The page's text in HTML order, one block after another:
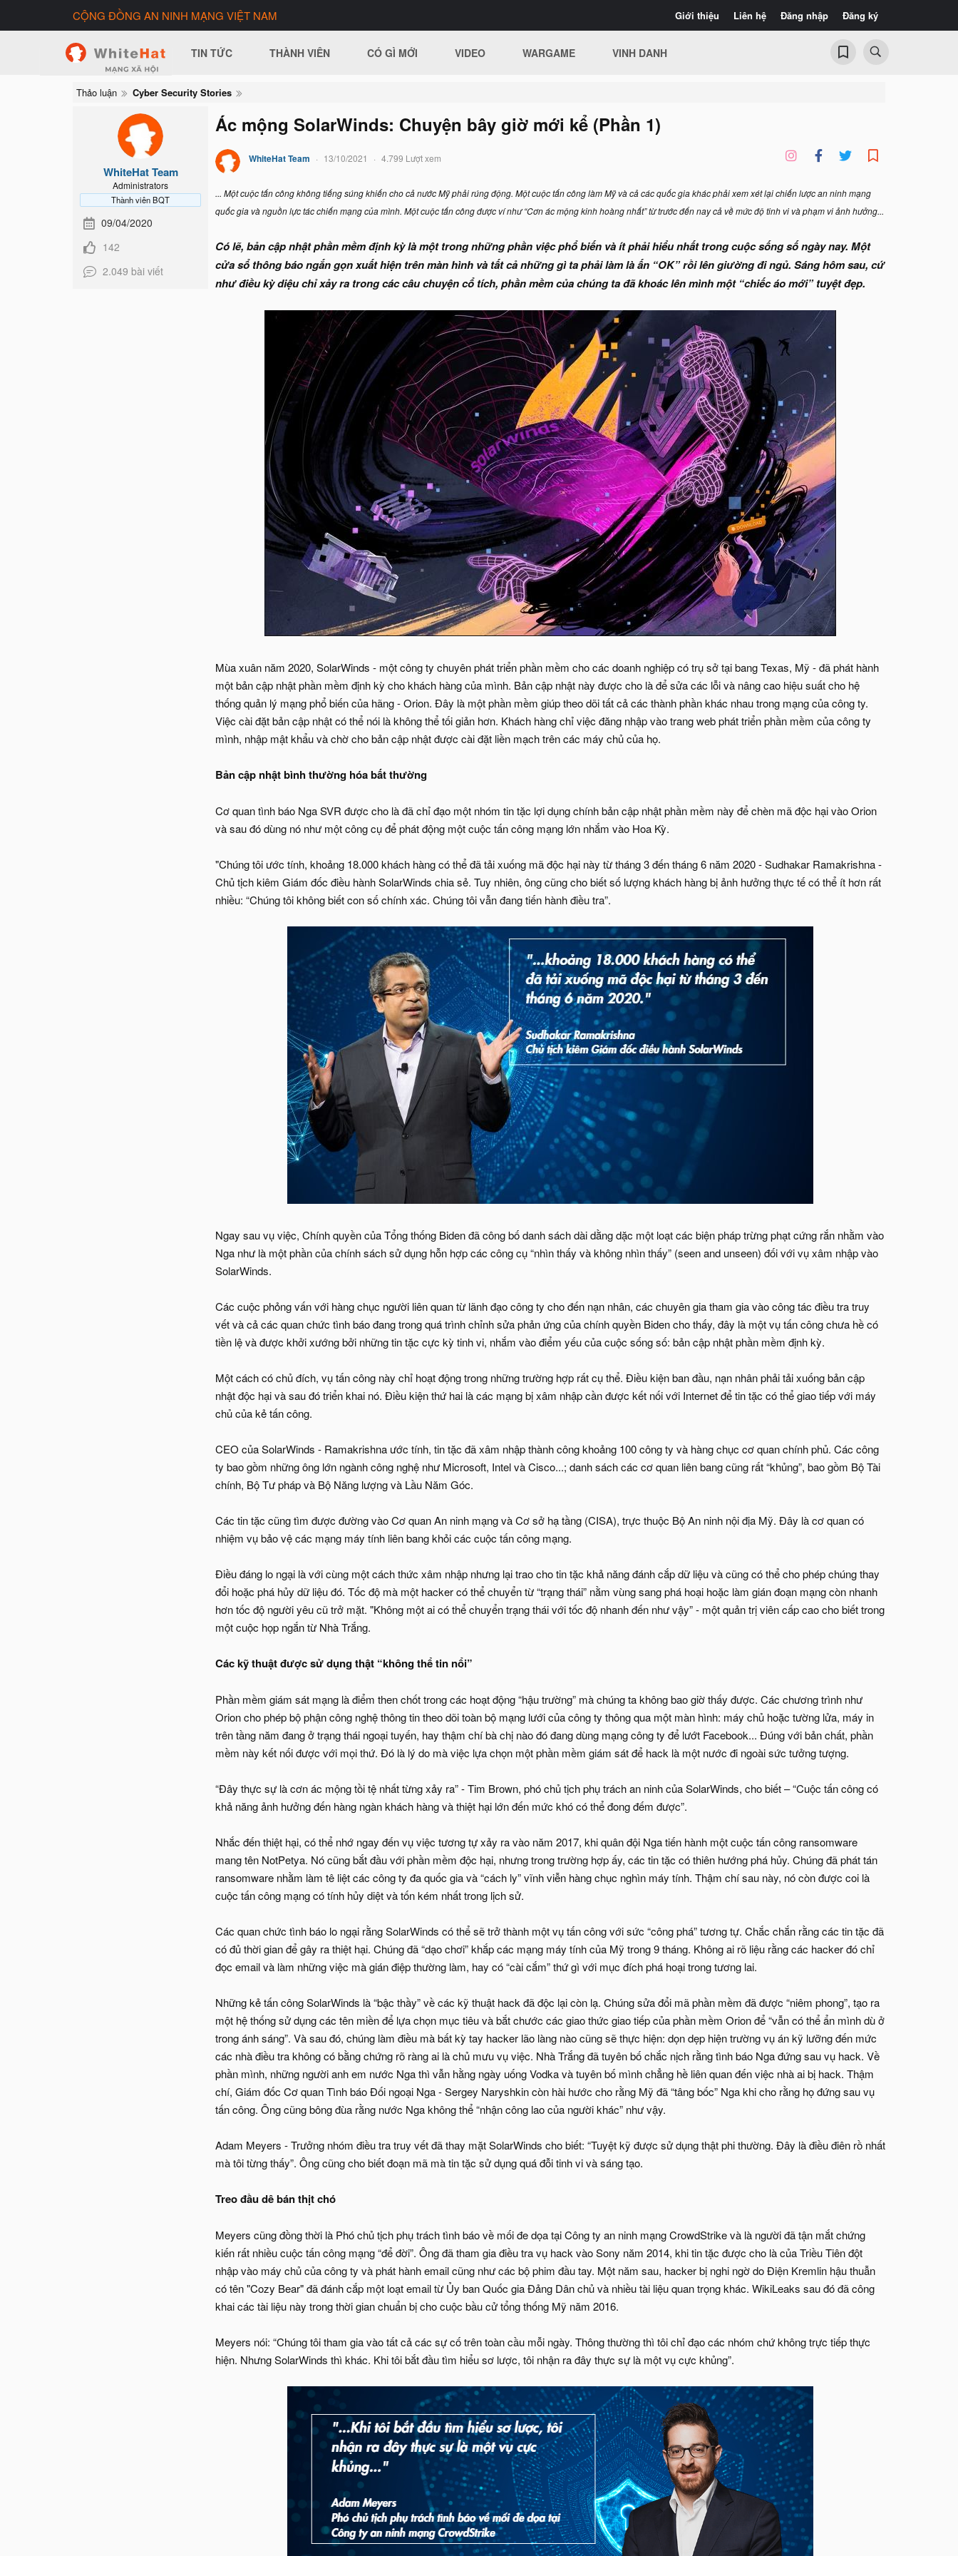
Giới thiệu Liên hệ Đăng nhập Đăng ký
CỘNG ĐỒNG AN NINH MẠNG VIỆT NAM
TIN TỨC THÀNH VIÊN CÓ GÌ MỚI VIDEO WARGAME VINH DANH
Thảo luận Cyber Security Stories
WhiteHat Team
Administrators
Thành viên BQT
09/04/2020
142
2.049 bài viết
Ác mộng SolarWinds: Chuyện bây giờ mới kể (Phần 1)
WhiteHat Team 13/10/2021 4.799 Lượt xem
... Một cuộc tấn công không tiếng súng khiến cho cả nước Mỹ phải rúng động. Một cuộc tấn công làm Mỹ và cả các quốc gia khác phải xem xét lại chiến lược an ninh mạng
quốc gia và nguồn lực tác chiến mạng của mình. Một cuộc tấn công được ví như “Cơn ác mộng kinh hoàng nhất” từ trước đến nay cả về mức độ tinh vi và phạm vi ảnh hưởng...
Có lẽ, bản cập nhật phần mềm định kỳ là một trong những phần việc phổ biến và ít phải hiểu nhất trong cuộc sống số ngày nay. Một
cửa sổ thông báo ngắn gọn xuất hiện trên màn hình và tất cả những gì ta phải làm là ấn “OK” rồi lên giường đi ngủ. Sáng hôm sau, cứ
như điều kỳ diệu chỉ xảy ra trong các câu chuyện cổ tích, phần mềm của chúng ta đã khoác lên mình một “chiếc áo mới” tuyệt đẹp.
Mùa xuân năm 2020, SolarWinds - một công ty chuyên phát triển phần mềm cho các doanh nghiệp có trụ sở tại bang Texas, Mỹ - đã phát hành
một bản cập nhật phần mềm định kỳ cho khách hàng của mình. Bản cập nhật này được cho là để sửa các lỗi và nâng cao hiệu suất cho hệ
thống quản lý mạng phổ biến của hãng - Orion. Đây là một phần mềm giúp theo dõi tất cả các thành phần khác nhau trong mạng của công ty.
Việc cài đặt bản cập nhật có thể nói là không thể tối giản hơn. Khách hàng chỉ việc đăng nhập vào trang web phát triển phần mềm của công ty
mình, nhập mật khẩu và chờ cho bản cập nhật được cài đặt liền mạch trên các máy chủ của họ.
Bản cập nhật bình thường hóa bất thường
Cơ quan tình báo Nga SVR được cho là đã chỉ đạo một nhóm tin tặc lợi dụng chính bản cập nhật phần mềm này để chèn mã độc hại vào Orion
và sau đó dùng nó như một công cụ để phát động một cuộc tấn công mạng lớn nhắm vào Hoa Kỳ.
"Chúng tôi ước tính, khoảng 18.000 khách hàng có thể đã tải xuống mã độc hại này từ tháng 3 đến tháng 6 năm 2020 - Sudhakar Ramakrishna -
Chủ tịch kiêm Giám đốc điều hành SolarWinds chia sẻ. Tuy nhiên, ông cũng cho biết số lượng khách hàng bị ảnh hưởng thực tế có thể ít hơn rất
nhiều: “Chúng tôi không biết con số chính xác. Chúng tôi vẫn đang tiến hành điều tra”.
Ngay sau vụ việc, Chính quyền của Tổng thống Biden đã công bố danh sách dài dằng dặc một loạt các biện pháp trừng phạt cứng rắn nhằm vào
Nga như là một phần của chính sách sử dụng hỗn hợp các công cụ “nhìn thấy và không nhìn thấy” (seen and unseen) đối với vụ xâm nhập vào
SolarWinds.
Các cuộc phỏng vấn với hàng chục người liên quan từ lãnh đạo công ty cho đến nạn nhân, các chuyên gia tham gia vào công tác điều tra truy
vết và cả các quan chức tình báo đang trong quá trình chỉnh sửa phản ứng của chính quyền Biden cho thấy, đây là một vụ tấn công chưa hề có
tiền lệ và được khởi xướng bởi những tin tặc cực kỳ tinh vi, nhắm vào điểm yếu của cuộc sống số: bản cập nhật phần mềm định kỳ.
Một cách có chủ đích, vụ tấn công này chỉ hoạt động trong những trường hợp rất cụ thể. Điều kiện ban đầu, nạn nhân phải tải xuống bản cập
nhật độc hại và sau đó triển khai nó. Điều kiện thứ hai là các mạng bị xâm nhập cần được kết nối với Internet để tin tặc có thể giao tiếp với máy
chủ của kẻ tấn công.
CEO của SolarWinds - Ramakrishna ước tính, tin tặc đã xâm nhập thành công khoảng 100 công ty và hàng chục cơ quan chính phủ. Các công
ty bao gồm những ông lớn ngành công nghệ như Microsoft, Intel và Cisco...; danh sách các cơ quan liên bang cũng rất “khủng”, bao gồm Bộ Tài
chính, Bộ Tư pháp và Bộ Năng lượng và Lầu Năm Góc.
Các tin tặc cũng tìm được đường vào Cơ quan An ninh mạng và Cơ sở hạ tầng (CISA), trực thuộc Bộ An ninh nội địa Mỹ. Đây là cơ quan có
nhiệm vụ bảo vệ các mạng máy tính liên bang khỏi các cuộc tấn công mạng.
Điều đáng lo ngại là với cùng một cách thức xâm nhập nhưng lại trao cho tin tặc khả năng đánh cắp dữ liệu và cũng có thể cho phép chúng thay
đổi hoặc phá hủy dữ liệu đó. Tốc độ mà một hacker có thể chuyển từ “trạng thái” nằm vùng sang phá hoại hoặc làm gián đoạn mạng còn nhanh
hơn tốc độ người yêu cũ trở mặt. "Không một ai có thể chuyển trạng thái với tốc độ nhanh đến như vậy” - một quản trị viên cấp cao cho biết trong
một cuộc họp ngắn từ Nhà Trắng.
Các kỹ thuật được sử dụng thật “không thể tin nổi”
Phần mềm giám sát mạng là điểm then chốt trong các hoạt động “hậu trường” mà chúng ta không bao giờ thấy được. Các chương trình như
Orion cho phép bộ phận công nghệ thông tin theo dõi toàn bộ mạng lưới của công ty thông qua một màn hình: máy chủ hoặc tường lửa, máy in
trên tầng năm đang ở trạng thái ngoại tuyến, hay thậm chí bà chị nào đó đang dùng mạng công ty để lướt Facebook... Đúng với bản chất, phần
mềm này kết nối được với mọi thứ. Đó là lý do mà việc lựa chọn một phần mềm giám sát để hack là một nước đi ngoài sức tưởng tượng.
“Đây thực sự là cơn ác mộng tồi tệ nhất từng xảy ra” - Tim Brown, phó chủ tịch phụ trách an ninh của SolarWinds, cho biết – “Cuộc tấn công có
khả năng ảnh hưởng đến hàng ngàn khách hàng và thiệt hại lớn đến mức khó có thể đong đếm được”.
Nhắc đến thiệt hại, có thể nhớ ngay đến vụ việc tương tự xảy ra vào năm 2017, khi quân đội Nga tiến hành một cuộc tấn công ransomware
mang tên NotPetya. Nó cũng bắt đầu với phần mềm độc hại, nhưng trong trường hợp ấy, các tin tặc có thiên hướng phá hủy. Chúng đã phát tán
ransomware nhằm làm tê liệt các công ty đa quốc gia và “cách ly” vĩnh viễn hàng chục nghìn máy tính. Thậm chí sau này, nó còn được coi là
cuộc tấn công mạng có tính hủy diệt và tốn kém nhất trong lịch sử.
Các quan chức tình báo lo ngại rằng SolarWinds có thể sẽ trở thành một vụ tấn công với sức “công phá” tương tự. Chắc chắn rằng các tin tặc đã
có đủ thời gian để gây ra thiệt hại. Chúng đã “dạo chơi” khắp các mạng máy tính của Mỹ trong 9 tháng. Không ai rõ liệu rằng các hacker đó chỉ
đọc email và làm những việc mà gián điệp thường làm, hay có “cài cắm” thứ gì với mục đích phá hoại trong tương lai.
Những kẻ tấn công SolarWinds là “bậc thầy” về các kỹ thuật hack đã độc lại còn lạ. Chúng sửa đổi mã phần mềm đã được “niêm phong”, tạo ra
một hệ thống sử dụng các tên miền để lựa chọn mục tiêu và bắt chước các giao thức giao tiếp của phần mềm Orion để “vẫn có thể ẩn mình dù ở
trong ánh sáng”. Và sau đó, chúng làm điều mà bất kỳ tay hacker lão làng nào cũng sẽ thực hiện: dọn dẹp hiện trường vụ án kỹ lưỡng đến mức
các nhà điều tra không có bằng chứng rõ ràng ai là chủ mưu vụ việc. Nhà Trắng đã tuyên bố chắc nịch rằng tình báo Nga đứng sau vụ hack. Về
phần mình, những người anh em nước Nga thì vẫn hằng ngày uống Vodka và tuyên bố mình chẳng hề liên quan đến việc nhà ai bị hack. Thậm
chí, Giám đốc Cơ quan Tình báo Đối ngoại Nga - Sergey Naryshkin còn hài hước cho rằng Mỹ đã “tâng bốc” Nga khi cho rằng họ đứng sau vụ
tấn công. Ông cũng bông đùa rằng nước Nga không thể “nhận công lao của người khác” như vậy.
Adam Meyers - Trưởng nhóm điều tra truy vết đã thay mặt SolarWinds cho biết: “Tuyệt kỹ được sử dụng thật phi thường. Đây là điều điên rồ nhất
mà tôi từng thấy”. Ông cũng cho biết đoạn mã mà tin tặc sử dụng quá đỗi tinh vi và sáng tạo.
Treo đầu dê bán thịt chó
Meyers cũng đồng thời là Phó chủ tịch phụ trách tình báo về mối đe dọa tại Công ty an ninh mạng CrowdStrike và là người đã tận mắt chứng
kiến rất nhiều cuộc tấn công mạng “để đời”. Ông đã tham gia điều tra vụ hack vào Sony năm 2014, khi tin tặc được cho là của Triều Tiên đột
nhập vào máy chủ của công ty và phát hành email cũng như các bộ phim đầu tay. Một năm sau, hacker bị nghi ngờ do Điện Kremlin hậu thuẫn
có tên "Cozy Bear" đã đánh cắp một loạt email từ Ủy ban Quốc gia Đảng Dân chủ và nhiều tài liệu quan trọng khác. WikiLeaks sau đó đã công
khai các tài liệu này trong thời gian chuẩn bị cho cuộc bầu cử tổng thống Mỹ năm 2016.
Meyers nói: “Chúng tôi tham gia vào tất cả các sự cố trên toàn cầu mỗi ngày. Thông thường thì tôi chỉ đạo các nhóm chứ không trực tiếp thực
hiện. Nhưng SolarWinds thì khác. Khi tôi bắt đầu tìm hiểu sơ lược, tôi nhận ra đây thực sự là một vụ cực khủng”.